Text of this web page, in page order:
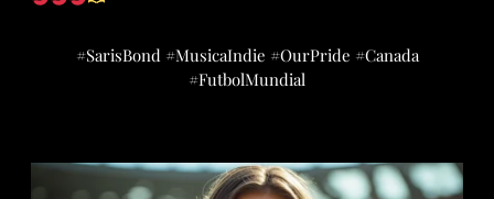
#SarisBond #MusicaIndie #OurPride #Canada
#FutbolMundial